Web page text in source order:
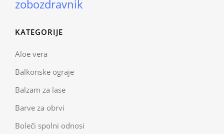
zobozdravnik
KATEGORIJE
Aloe vera
Balkonske ograje
Balzam za lase
Barve za obrvi
Boleči spolni odnosi